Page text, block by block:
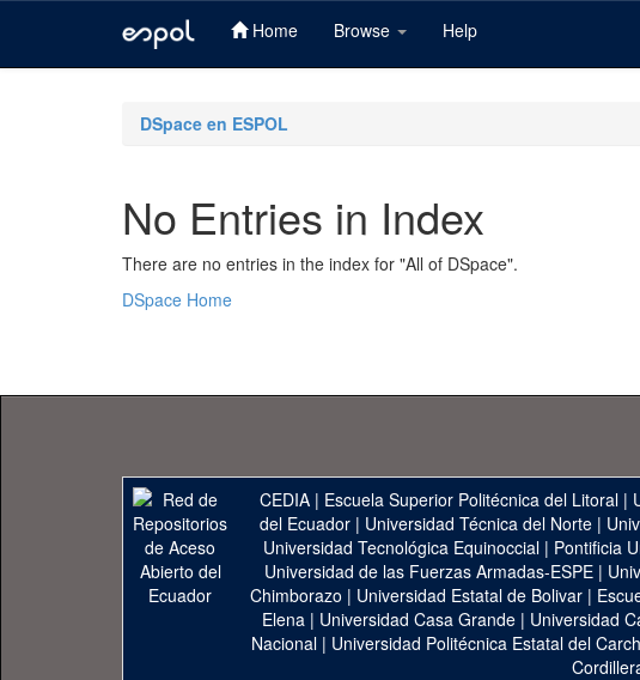
Home Browse Help
DSpace en ESPOL
No Entries in Index
There are no entries in the index for "All of DSpace".
DSpace Home
CEDIA | Escuela Superior Politécnica del Litoral |
del Ecuador| Universidad Técnica del Norte|
Universidad Tecnológica Equinoccial| Pontificia
Universidad de las Fuerzas Armadas-ESPE |
Chimborazo | Universidad Estatal de Bolivar|
Elena | Universidad Casa Grande | Universidad
Nacional | Universidad Politécnica Estatal del